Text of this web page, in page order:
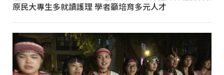
原民大專生多就讀護理 學者籲培育多元人才